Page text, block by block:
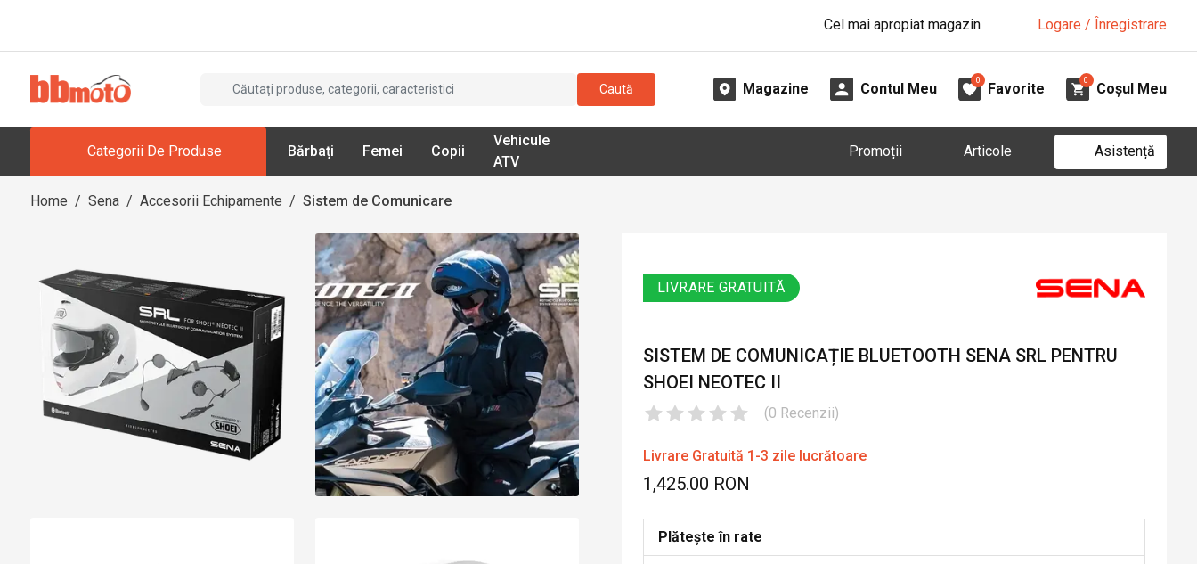
Cel mai apropiat magazin Logare / Înregistrare
Caută Magazine Contul Meu
0
Favorite
0
Coșul Meu
Categorii De Produse Bărbați Femei Copii
Vehicule
ATV
Promoții Articole Asistență
Home / Sena / Accesorii Echipamente / Sistem de Comunicare
LIVRARE GRATUITĂ
SISTEM DE COMUNICAȚIE BLUETOOTH SENA SRL PENTRU
SHOEI NEOTEC II
(0 Recenzii)
Livrare Gratuită 1-3 zile lucrătoare
1,425.00 RON
Plătește în rate